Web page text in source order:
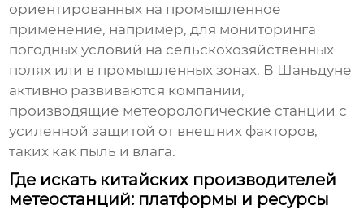
ориентированных на промышленное
применение, например, для мониторинга
погодных условий на сельскохозяйственных
полях или в промышленных зонах. В Шаньдуне
активно развиваются компании,
производящие метеорологические станции с
усиленной защитой от внешних факторов,
таких как пыль и влага.
Где искать китайских производителей
метеостанций: платформы и ресурсы